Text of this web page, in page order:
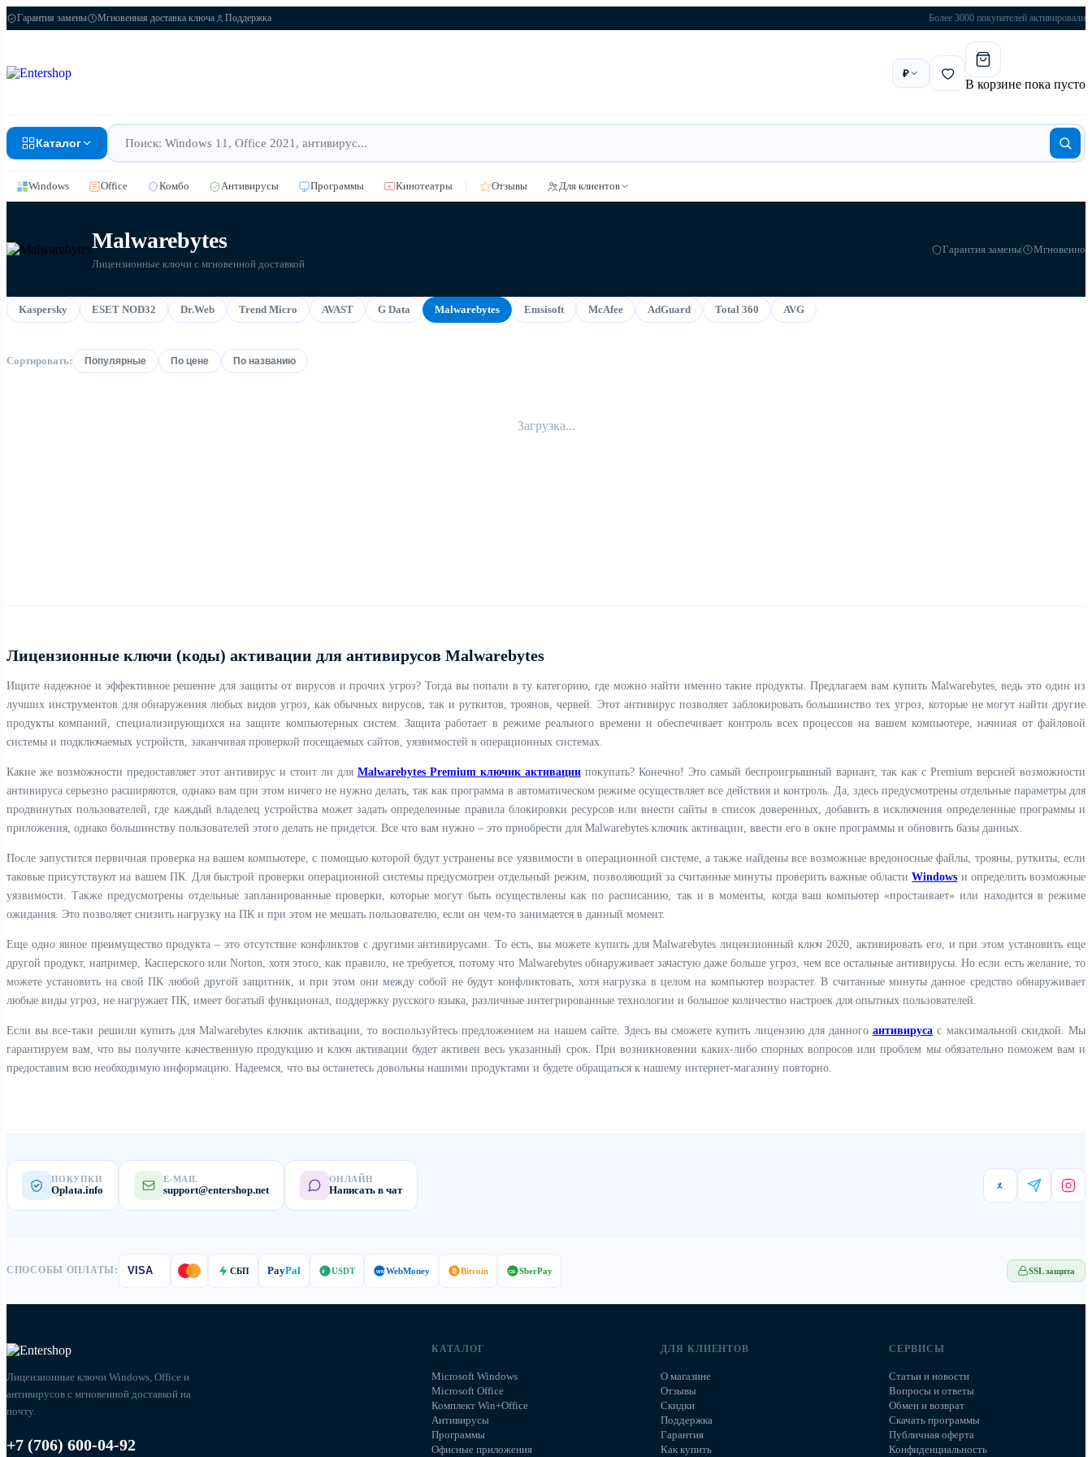
Гарантия замены Мгновенная доставка ключа Поддержка Более 3000 покупателей активировали
₽
В корзине пока пусто
Каталог
Windows Office Комбо Антивирусы Программы Кинотеатры Отзывы Для клиентов
Malwarebytes
Лицензионные ключи с мгновенной доставкой
Гарантия замены Мгновенно
Kaspersky ESET NOD32 Dr.Web Trend Micro AVAST G Data Malwarebytes Emsisoft McAfee AdGuard Total 360 AVG
Сортировать: Популярные По цене По названию
Загрузка...
Лицензионные ключи (коды) активации для антивирусов Malwarebytes
Ищите надежное и эффективное решение для защиты от вирусов и прочих угроз? Тогда вы попали в ту категорию, где можно найти именно такие продукты. Предлагаем вам купить Malwarebytes, ведь это один из
лучших инструментов для обнаружения любых видов угроз, как обычных вирусов, так и руткитов, троянов, червей. Этот антивирус позволяет заблокировать большинство тех угроз, которые не могут найти другие
продукты компаний, специализирующихся на защите компьютерных систем. Защита работает в режиме реального времени и обеспечивает контроль всех процессов на вашем компьютере, начиная от файловой
системы и подключаемых устройств, заканчивая проверкой посещаемых сайтов, уязвимостей в операционных системах.
Какие же возможности предоставляет этот антивирус и стоит ли для Malwarebytes Premium ключик активации покупать? Конечно! Это самый беспроигрышный вариант, так как с Premium версией возможности
антивируса серьезно расширяются, однако вам при этом ничего не нужно делать, так как программа в автоматическом режиме осуществляет все действия и контроль. Да, здесь предусмотрены отдельные параметры для
продвинутых пользователей, где каждый владелец устройства может задать определенные правила блокировки ресурсов или внести сайты в список доверенных, добавить в исключения определенные программы и
приложения, однако большинству пользователей этого делать не придется. Все что вам нужно – это приобрести для Malwarebytes ключик активации, ввести его в окне программы и обновить базы данных.
После запустится первичная проверка на вашем компьютере, с помощью которой будут устранены все уязвимости в операционной системе, а также найдены все возможные вредоносные файлы, трояны, руткиты, если
таковые присутствуют на вашем ПК. Для быстрой проверки операционной системы предусмотрен отдельный режим, позволяющий за считанные минуты проверить важные областиWindows и определить возможные
уязвимости. Также предусмотрены отдельные запланированные проверки, которые могут быть осуществлены как по расписанию, так и в моменты, когда ваш компьютер «простаивает» или находится в режиме
ожидания. Это позволяет снизить нагрузку на ПК и при этом не мешать пользователю, если он чем-то занимается в данный момент.
Еще одно явное преимущество продукта – это отсутствие конфликтов с другими антивирусами. То есть, вы можете купить для Malwarebytes лицензионный ключ 2020, активировать его, и при этом установить еще
другой продукт, например, Касперского или Norton, хотя этого, как правило, не требуется, потому что Malwarebytes обнаруживает зачастую даже больше угроз, чем все остальные антивирусы. Но если есть желание, то
можете установить на свой ПК любой другой защитник, и при этом они между собой не будут конфликтовать, хотя нагрузка в целом на компьютер возрастет. В считанные минуты данное средство обнаруживает
любые виды угроз, не нагружает ПК, имеет богатый функционал, поддержку русского языка, различные интегрированные технологии и большое количество настроек для опытных пользователей.
Если вы все-таки решили купить для Malwarebytes ключик активации, то воспользуйтесь предложением на нашем сайте. Здесь вы сможете купить лицензию для данногоантивируса с максимальной скидкой. Мы
гарантируем вам, что вы получите качественную продукцию и ключ активации будет активен весь указанный срок. При возникновении каких-либо спорных вопросов или проблем мы обязательно поможем вам и
предоставим всю необходимую информацию. Надеемся, что вы останетесь довольны нашими продуктами и будете обращаться к нашему интернет-магазину повторно.
ПОКУПКИ
Oplata.info
E-MAIL
support@entershop.net
ОНЛАЙН
Написать в чат
СПОСОБЫ ОПЛАТЫ: VISA СБП PayPal ₮ USDT WM WebMoney ₿ Bitcoin СБ SberPay SSL защита
Лицензионные ключи Windows, Office и
антивирусов с мгновенной доставкой на
почту.
+7 (706) 600-04-92
КАТАЛОГ
Microsoft Windows
Microsoft Office
Комплект Win+Office
Антивирусы
Программы
Офисные приложения
ДЛЯ КЛИЕНТОВ
О магазине
Отзывы
Скидки
Поддержка
Гарантия
Как купить
СЕРВИСЫ
Статьи и новости
Вопросы и ответы
Обмен и возврат
Скачать программы
Публичная оферта
Конфиденциальность